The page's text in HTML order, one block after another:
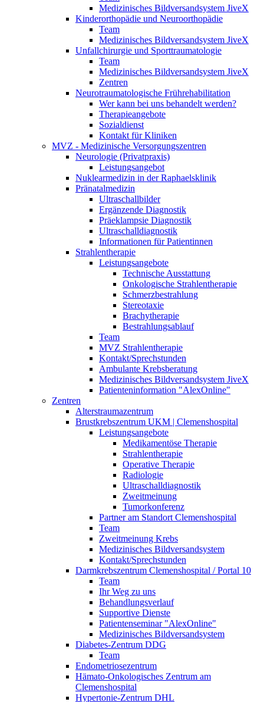
Medizinisches Bildversandsystem JiveX
Kinderorthopädie und Neuroorthopädie
Team
Medizinisches Bildversandsystem JiveX
Unfallchirurgie und Sporttraumatologie
Team
Medizinisches Bildversandsystem JiveX
Zentren
Neurotraumatologische Frührehabilitation
Wer kann bei uns behandelt werden?
Therapieangebote
Sozialdienst
Kontakt für Kliniken
MVZ - Medizinische Versorgungszentren
Neurologie (Privatpraxis)
Leistungsangebot
Nuklearmedizin in der Raphaelsklinik
Pränatalmedizin
Ultraschallbilder
Ergänzende Diagnostik
Präeklampsie Diagnostik
Ultraschalldiagnostik
Informationen für Patientinnen
Strahlentherapie
Leistungsangebote
Technische Ausstattung
Onkologische Strahlentherapie
Schmerzbestrahlung
Stereotaxie
Brachytherapie
Bestrahlungsablauf
Team
MVZ Strahlentherapie
Kontakt/Sprechstunden
Ambulante Krebsberatung
Medizinisches Bildversandsystem JiveX
Patienteninformation "AlexOnline"
Zentren
Alterstraumazentrum
Brustkrebszentrum UKM | Clemenshospital
Leistungsangebote
Medikamentöse Therapie
Strahlentherapie
Operative Therapie
Radiologie
Ultraschalldiagnostik
Zweitmeinung
Tumorkonferenz
Partner am Standort Clemenshospital
Team
Zweitmeinung Krebs
Medizinisches Bildversandsystem
Kontakt/Sprechstunden
Darmkrebszentrum Clemenshospital / Portal 10
Team
Ihr Weg zu uns
Behandlungsverlauf
Supportive Dienste
Patientenseminar "AlexOnline"
Medizinisches Bildversandsystem
Diabetes-Zentrum DDG
Team
Endometriosezentrum
Hämato-Onkologisches Zentrum am
Clemenshospital
Hypertonie-Zentrum DHL